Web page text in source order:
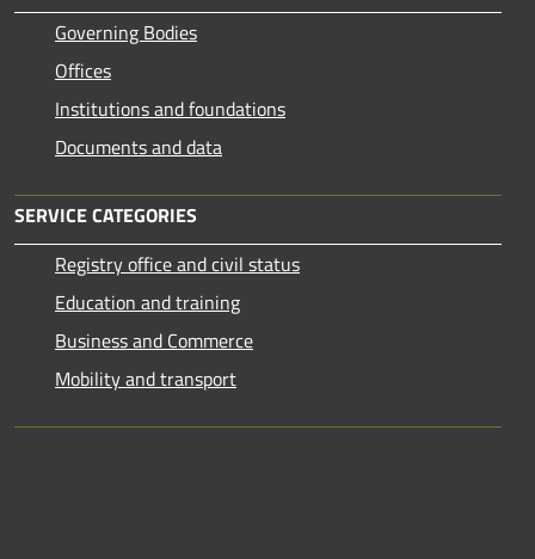
Governing Bodies
Offices
Institutions and foundations
Documents and data
SERVICE CATEGORIES
Registry office and civil status
Education and training
Business and Commerce
Mobility and transport